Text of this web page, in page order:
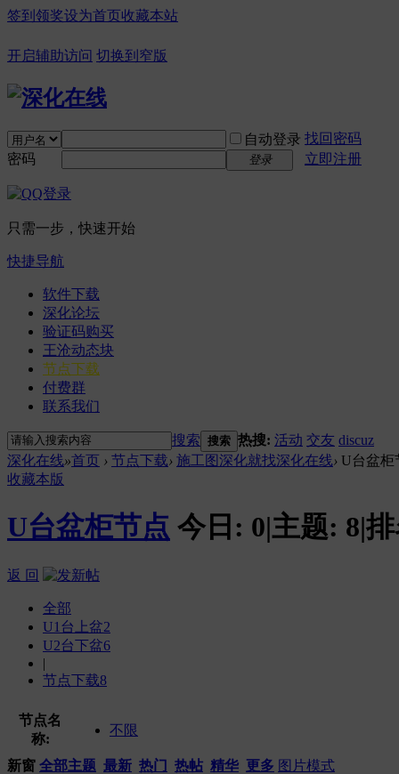
签到领奖设为首页收藏本站
开启辅助访问 切换到窄版
自动登录 找回密码
密码
登录 立即注册
只需一步，快速开始
快捷导航
软件下载
深化论坛
验证码购买
王沧动态块
节点下载
付费群
联系我们
搜索 搜索 热搜: 活动 交友 discuz
深化在线»首页 › 节点下载› 施工图深化就找深化在线› U台盆柜
收藏本版
U台盆柜节点 今日: 0|主题: 8|
返 回
全部
U1台上盆2
U2台下盆6
|
节点下载8
节点名
称:
不限
新窗 全部主题 最新 热门 热帖 精华 更多 图片模式